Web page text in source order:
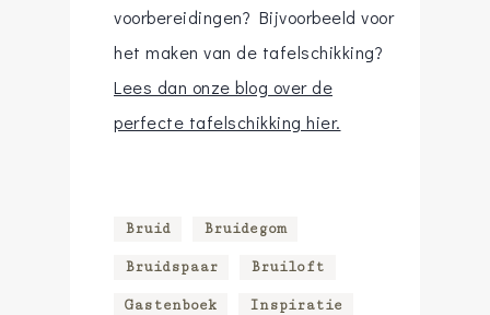
voorbereidingen? Bijvoorbeeld voor
het maken van de tafelschikking?
Lees dan onze blog over de
perfecte tafelschikking hier.
Bruid Bruidegom
Bruidspaar Bruiloft
Gastenboek Inspiratie